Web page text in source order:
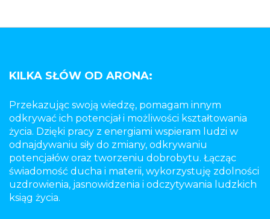
KILKA SŁÓW OD ARONA:
Przekazując swoją wiedzę, pomagam innym
odkrywać ich potencjał i możliwości kształtowania
życia. Dzięki pracy z energiami wspieram ludzi w
odnajdywaniu siły do zmiany, odkrywaniu
potencjałów oraz tworzeniu dobrobytu. Łącząc
świadomość ducha i materii, wykorzystuję zdolności
uzdrowienia, jasnowidzenia i odczytywania ludzkich
ksiąg życia.